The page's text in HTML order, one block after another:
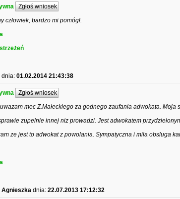
Zgłoś wniosek
człowiek, bardzo mi pomógł.
dnia: 01.02.2014 21:43:38
Zgłoś wniosek
mec Z.Małeckiego za godnego zaufania adwokata.
zupelnie innej niz prowadzi. Jest adwokatem
ze jest to adwokat z powolania. Sympatyczna i mila obsluga
Agnieszka dnia: 22.07.2013 17:12:32